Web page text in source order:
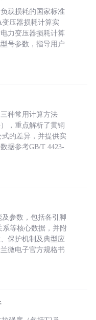
载损耗的国家标准
变压器损耗计算实
力变压器损耗计算
号参数，指导用户
种常用计算方法
，重点解析了黄铜
式的差异，并提供实
据参考GB/T 4423-
参数，包括各引脚
系等核心数据，并附
保护机制及典型应
微电子官方规格书